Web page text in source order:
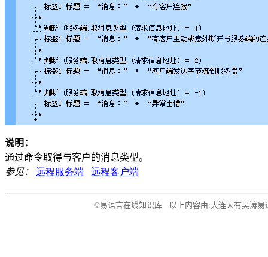
说明：
通过命令取得与客户的消息类型。
参见：
远程服务端 远程客户端
©易语言在线知识库 以上内容由:大连大有吴涛易